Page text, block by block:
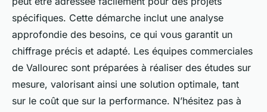
spécifiques. Cette démarche inclut une analyse
approfondie des besoins, ce qui vous garantit un
chiffrage précis et adapté. Les équipes commerciales
de Vallourec sont préparées à réaliser des études sur
mesure, valorisant ainsi une solution optimale, tant
sur le coût que sur la performance. N’hésitez pas à